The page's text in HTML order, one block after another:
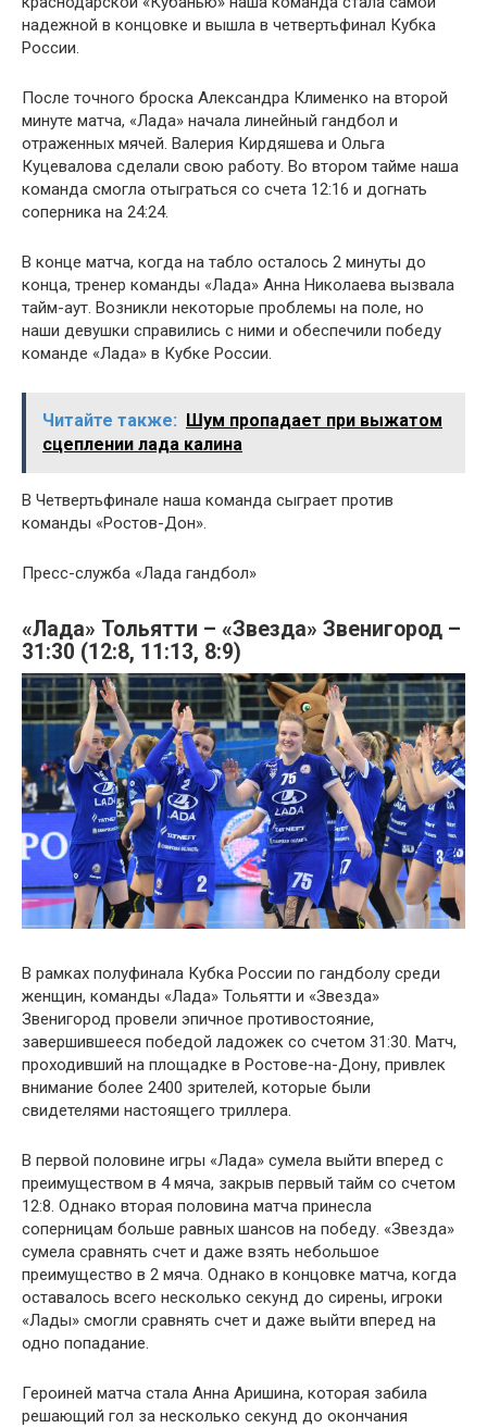
надежной в концовке и вышла в четвертьфинал Кубка
России.
После точного броска Александра Клименко на второй
минуте матча, «Лада» начала линейный гандбол и
отраженных мячей. Валерия Кирдяшева и Ольга
Куцевалова сделали свою работу. Во втором тайме наша
команда смогла отыграться со счета 12:16 и догнать
соперника на 24:24.
В конце матча, когда на табло осталось 2 минуты до
конца, тренер команды «Лада» Анна Николаева вызвала
тайм-аут. Возникли некоторые проблемы на поле, но
наши девушки справились с ними и обеспечили победу
команде «Лада» в Кубке России.
Читайте также:
Шум пропадает при выжатом
сцеплении лада калина
В Четвертьфинале наша команда сыграет против
команды «Ростов-Дон».
Пресс-служба «Лада гандбол»
«Лада» Тольятти – «Звезда» Звенигород –
31:30 (12:8, 11:13, 8:9)
В рамках полуфинала Кубка России по гандболу среди
женщин, команды «Лада» Тольятти и «Звезда»
Звенигород провели эпичное противостояние,
завершившееся победой ладожек со счетом 31:30. Матч,
проходивший на площадке в Ростове-на-Дону, привлек
внимание более 2400 зрителей, которые были
свидетелями настоящего триллера.
В первой половине игры «Лада» сумела выйти вперед с
преимуществом в 4 мяча, закрыв первый тайм со счетом
12:8. Однако вторая половина матча принесла
соперницам больше равных шансов на победу. «Звезда»
сумела сравнять счет и даже взять небольшое
преимущество в 2 мяча. Однако в концовке матча, когда
оставалось всего несколько секунд до сирены, игроки
«Лады» смогли сравнять счет и даже выйти вперед на
одно попадание.
Героиней матча стала Анна Аришина, которая забила
решающий гол за несколько секунд до окончания